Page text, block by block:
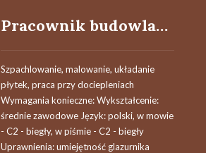
Pracownik budowlany
Szpachlowanie, malowanie, układanie
płytek, praca przy dociepleniach
Wymagania konieczne: Wykształcenie:
średnie zawodowe Język: polski, w mowie
- C2 - biegły, w piśmie - C2 - biegły
Uprawnienia: umiejętność glazurnika